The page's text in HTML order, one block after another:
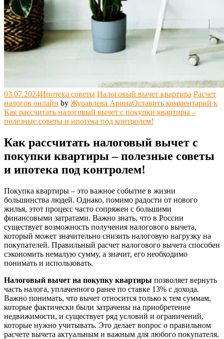
03.07.2024Ипотека советы Налоговый вычет квартира Расчет
налогов онлайн by Журавлева АринаОставить комментарий к
Как рассчитать налоговый вычет с покупки квартиры –
полезные советы и ипотека под контролем!
Как рассчитать налоговый вычет с
покупки квартиры – полезные советы
и ипотека под контролем!
Покупка квартиры – это важное событие в жизни
большинства людей. Однако, помимо радости от нового
жилья, этот процесс часто сопряжен с большими
финансовыми затратами. Важно знать, что в России
существует возможность получения налогового вычета,
который может значительно снизить налоговую нагрузку на
покупателей. Правильный расчет налогового вычета способен
сэкономить немалую сумму, а значит, его необходимо
понимать и использовать.
Налоговый вычет на покупку квартиры позволяет вернуть
часть налога, уплаченного ранее по ставке 13% с дохода.
Важно понимать, что вычет относится только к тем суммам,
которые фактически были затрачены на приобретение
недвижимости, и существует ряд условий и ограничений,
которые нужно учитывать. Это делает вопрос о правильном
расчете вычета актуальным и важным для любого покупателя.